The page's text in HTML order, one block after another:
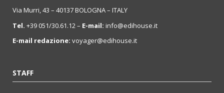
Via Murri, 43 – 40137 BOLOGNA – ITALY
Tel. +39 051/30.61.12 – E-mail: info@edihouse.it
E-mail redazione: voyager@edihouse.it
STAFF